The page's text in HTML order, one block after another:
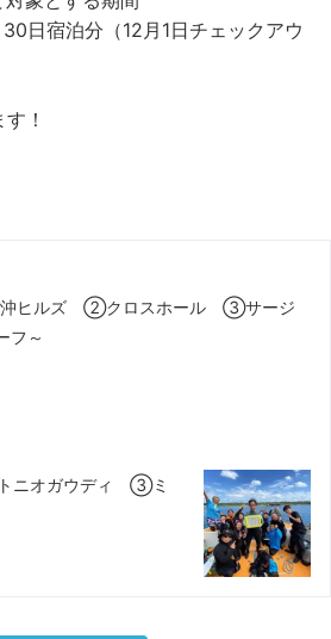
30日宿泊分（12月1日チェックアウ
！
ヒルズ ②クロスホール ③サージ
フ～
オガウディ ③ミ